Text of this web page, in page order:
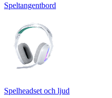
Speltangentbord
Spelheadset och ljud